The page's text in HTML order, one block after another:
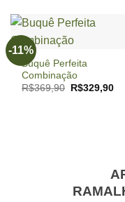
-11%
Buquê Perfeita
Combinação
R$369,90 O
R$329,90O